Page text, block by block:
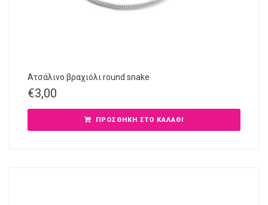
Ατσάλινο βραχιόλι round snake
€3,00
ΠΡΟΣΘΉΚΗ ΣΤΟ ΚΑΛΆΘΙ